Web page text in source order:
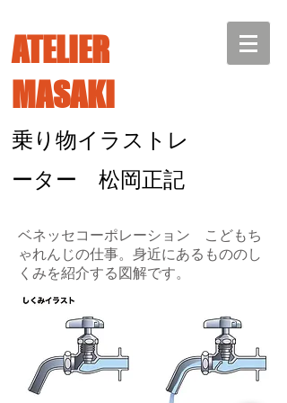
ATELIER
MASAKI
乗り物イラストレ
ーター 松岡正記
ベネッセコーポレーション こどもち
ゃれんじの仕事。身近にあるもののし
くみを紹介する図解です。